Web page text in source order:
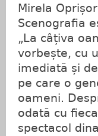
Mirela
Scenografia
„La câțiva
vorbește, cu
imediată și
pe care o
oameni.
odată cu
spectacol